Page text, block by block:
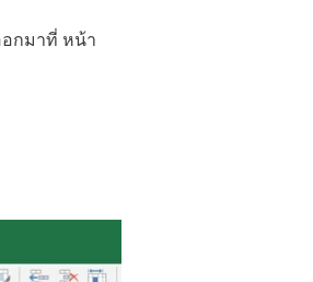
อกมาที่ หน้า